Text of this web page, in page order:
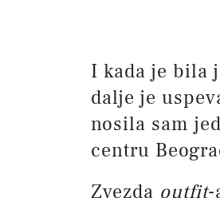
I kada je bila
dalje je
nosila sam
centru
Zvezda outfit-